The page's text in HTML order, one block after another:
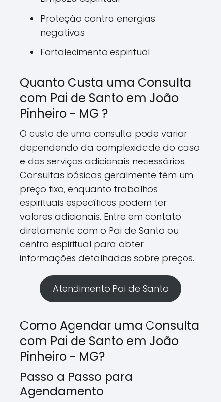
Proteção contra energias
negativas
Fortalecimento espiritual
Quanto Custa uma Consulta
com Pai de Santo em João
Pinheiro - MG ?
O custo de uma consulta pode variar
dependendo da complexidade do caso
e dos serviços adicionais necessários.
Consultas básicas geralmente têm um
preço fixo, enquanto trabalhos
espirituais específicos podem ter
valores adicionais. Entre em contato
diretamente com o Pai de Santo ou
centro espiritual para obter
informações detalhadas sobre preços.
Atendimento Pai de Santo
Como Agendar uma Consulta
com Pai de Santo em João
Pinheiro - MG?
Passo a Passo para
Agendamento